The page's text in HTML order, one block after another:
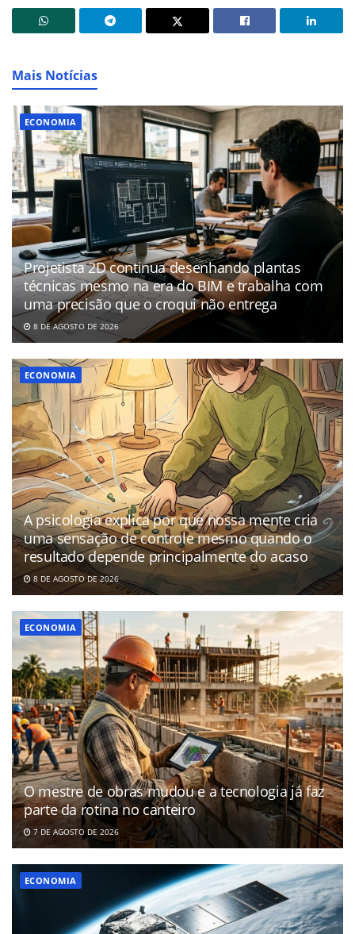
Mais Notícias
ECONOMIA
Projetista 2D continua desenhando plantas
técnicas mesmo na era do BIM e trabalha com
uma precisão que o croqui não entrega
8 DE AGOSTO DE 2026
ECONOMIA
A psicologia explica por que nossa mente cria
uma sensação de controle mesmo quando o
resultado depende principalmente do acaso
8 DE AGOSTO DE 2026
ECONOMIA
O mestre de obras mudou e a tecnologia já faz
parte da rotina no canteiro
7 DE AGOSTO DE 2026
ECONOMIA